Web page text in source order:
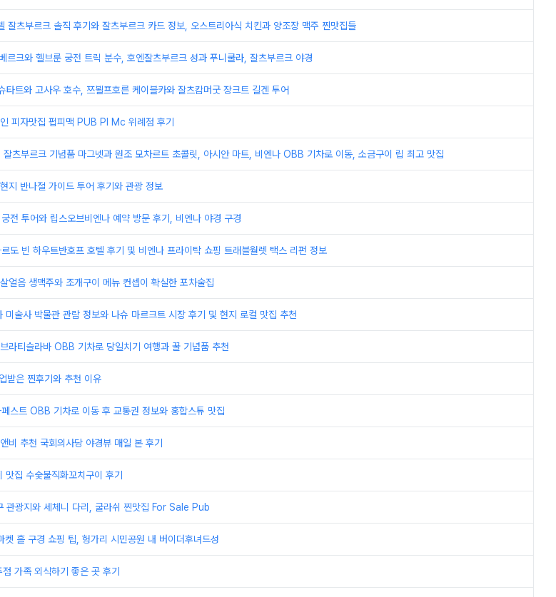
츠부르크 솔직 후기와 잘츠부르크 카드 정보, 오스트리아식 치킨과 양조장 맥주 찐맛집들
크와 헬브룬 궁전 트릭 분수, 호엔잘츠부르크 성과 푸니쿨라, 잘츠부르크 야경
트와 고사우 호수, 쯔뵐프호른 케이블카와 잘츠캄머굿 장크트 길겐 투어
피자맛집 펍피맥 PUB PI Mc 위례점 후기
츠부르크 기념품 마그넷과 원조 모차르트 초콜릿, 아시안 마트, 비엔나 OBB 기차로 이동, 소금구이 립 최고 맛집
지 반나절 가이드 투어 후기와 관광 정보
전 투어와 립스오브비엔나 예약 방문 후기, 비엔나 야경 구경
도 빈 하우트반호프 호텔 후기 및 비엔나 프라이탁 쇼핑 트래블월렛 택스 리펀 정보
얼음 생맥주와 조개구이 메뉴 컨셉이 확실한 포차술집
술사 박물관 관람 정보와 나슈 마르크트 시장 후기 및 현지 로컬 맛집 추천
라티슬라바 OBB 기차로 당일치기 여행과 꿀 기념품 추천
받은 찐후기와 추천 이유
스트 OBB 기차로 이동 후 교통권 정보와 홍합스튜 맛집
비 추천 국회의사당 야경뷰 매일 본 후기
집 수숯불직화꼬치구이 후기
관광지와 세체니 다리, 굴라쉬 찐맛집 For Sale Pub
홀 구경 쇼핑 팁, 헝가리 시민공원 내 버이더후녀드성
가족 외식하기 좋은 곳 후기